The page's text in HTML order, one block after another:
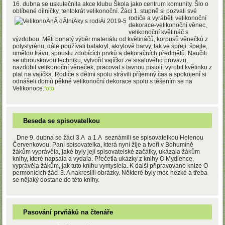
16. dubna se uskutečnila akce klubu Škola jako centrum komunity. Šlo o
oblíbené dílničky, tentokrát velikonoční.Žáci 1. stupně si pozvali své
rodiče a vyráběli velikonoční
dekorace-velikonoční věnec,
velikonoční květináč s
výzdobou. Měli bohatý výběr materiálu od květináčů, korpusů věnečků z
polystyrénu, dále používali balakryl, akrylové barvy, lak ve spreji, špejle,
umělou trávu, spoustu zdobících prvků a dekoračních předmětů. Naučili
se ubrouskovou techniku, vytvořit vajíčko ze sisalového provazu,
nazdobit velikonoční věneček, pracovat s tavnou pistolí, vyrobit květinku z
plat na vajíčka. Rodiče s dětmi spolu strávili příjemný čas a spokojení si
odnášeli domů pěkné velikonoční dekorace spolu s těšením se na
Velikonoce.foto
Beseda se spisovatelkou
Dne 9. dubna se žáci 3.A a 1.A seznámili se spisovatelkou Helenou
Červenkovou. Paní spisovatelka, která nyní žije a tvoří v Bohumíně
žákům vyprávěla, jaké byly její spisovatelské začátky, ukázala žákům
knihy, které napsala a vydala. Přečetla ukázky z knihy O Mydlence,
vyprávěla žákům, jak tuto knihu vymyslela. K další připravované knize O
permonících žáci 3. A nakreslili obrázky. Některé byly moc hezké a třeba
se nějaký dostane do této knihy.
Pasování prvňáků na čtenáře